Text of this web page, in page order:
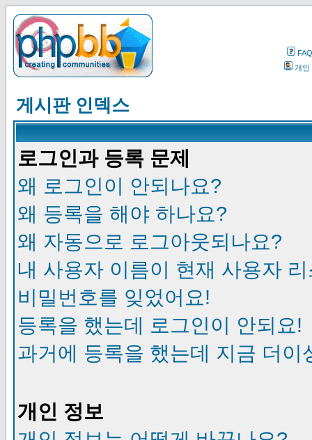
FAQ
개인
게시판 인덱스
로그인과 등록 문제
왜 로그인이 안되나요?
왜 등록을 해야 하나요?
왜 자동으로 로그아웃되나요?
내 사용자 이름이 현재 사용자
비밀번호를 잊었어요!
등록을 했는데 로그인이 안되요!
과거에 등록을 했는데 지금 더이
개인 정보